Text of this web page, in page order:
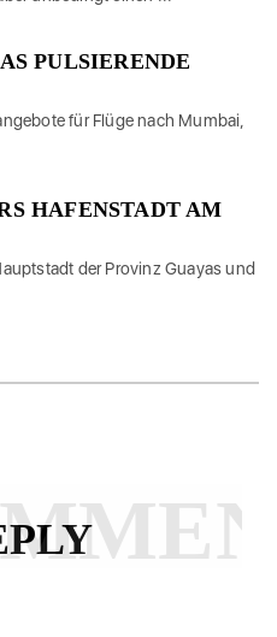
PULSIERENDE
für Flüge nach Mumbai,
HAFENSTADT AM
der Provinz Guayas und